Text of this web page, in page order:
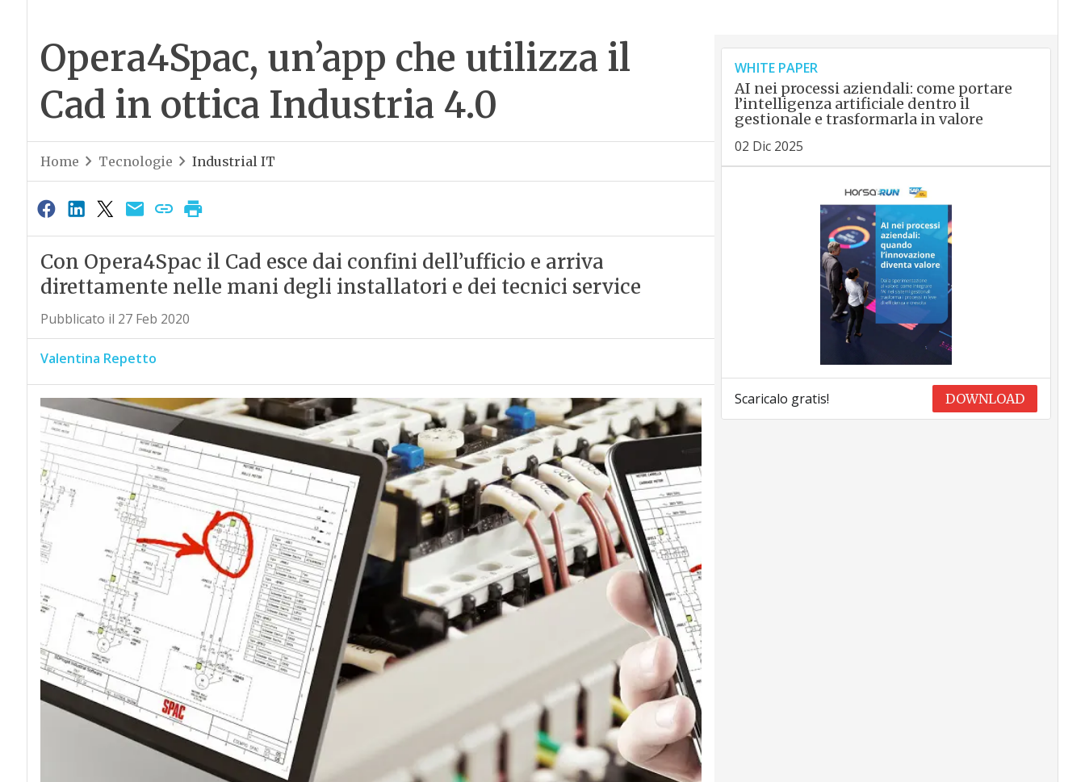
Opera4Spac, un’app che utilizza il
Cad in ottica Industria 4.0
Home Tecnologie Industrial IT
Con Opera4Spac il Cad esce dai confini dell’ufficio e arriva
direttamente nelle mani degli installatori e dei tecnici service
Pubblicato il 27 Feb 2020
Valentina Repetto
WHITE PAPER
AI nei processi aziendali: come portare
l’intelligenza artificiale dentro il
gestionale e trasformarla in valore
02 Dic 2025
Scaricalo gratis! DOWNLOAD